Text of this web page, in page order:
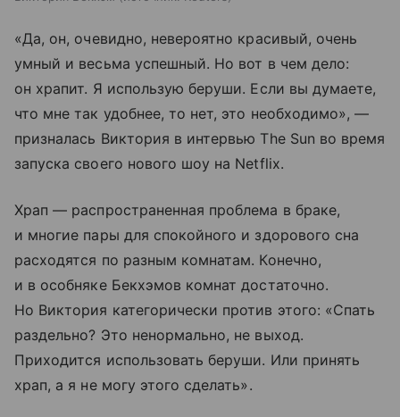
«Да, он, очевидно, невероятно красивый, очень
умный и весьма успешный. Но вот в чем дело:
он храпит. Я использую беруши. Если вы думаете,
что мне так удобнее, то нет, это необходимо», —
призналась Виктория в интервью The Sun во время
запуска своего нового шоу на Netflix.
Храп — распространенная проблема в браке,
и многие пары для спокойного и здорового сна
расходятся по разным комнатам. Конечно,
и в особняке Бекхэмов комнат достаточно.
Но Виктория категорически против этого: «Спать
раздельно? Это ненормально, не выход.
Приходится использовать беруши. Или принять
храп, а я не могу этого сделать».